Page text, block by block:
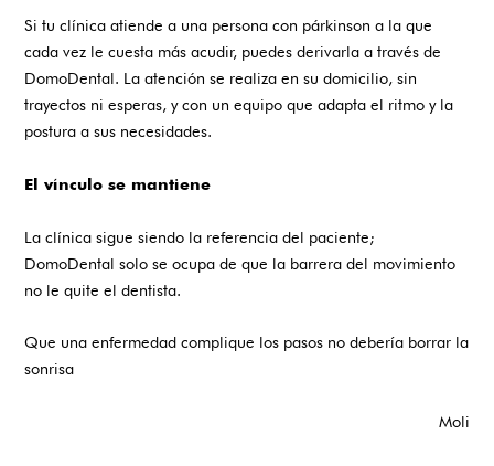
Si tu clínica atiende a una persona con párkinson a la que
cada vez le cuesta más acudir, puedes derivarla a través de
DomoDental. La atención se realiza en su domicilio, sin
trayectos ni esperas, y con un equipo que adapta el ritmo y la
postura a sus necesidades.
El vínculo se mantiene
La clínica sigue siendo la referencia del paciente;
DomoDental solo se ocupa de que la barrera del movimiento
no le quite el dentista.
Que una enfermedad complique los pasos no debería borrar la
sonrisa
Moli